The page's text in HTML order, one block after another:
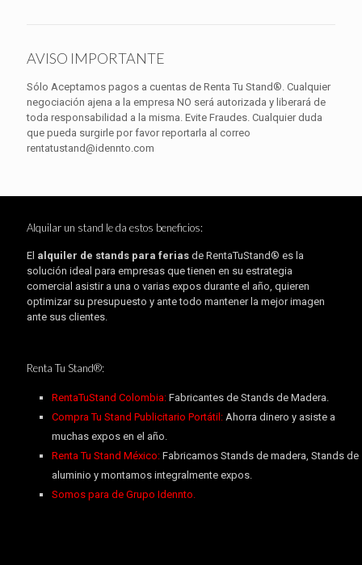
AVISO IMPORTANTE
Sólo Aceptamos pagos a cuentas de Renta Tu Stand®. Cualquier
negociación ajena a la empresa NO será autorizada y liberará de
toda responsabilidad a la misma. Evite Fraudes. Cualquier duda
que pueda surgirle por favor reportarla al correo
rentatustand@idennto.com
Alquilar un stand le da estos beneficios:
El alquiler de stands para ferias de RentaTuStand® es la
solución ideal para empresas que tienen en su estrategia
comercial asistir a una o varias expos durante el año, quieren
optimizar su presupuesto y ante todo mantener la mejor imagen
ante sus clientes.
Renta Tu Stand®:
RentaTuStand Colombia: Fabricantes de Stands de Madera.
Compra Tu Stand Publicitario Portátil:Ahorra dinero y asiste a
muchas expos en el año.
Renta Tu Stand México:Fabricamos Stands de madera, Stands de
aluminio y montamos integralmente expos.
Somos para de Grupo Idennto.